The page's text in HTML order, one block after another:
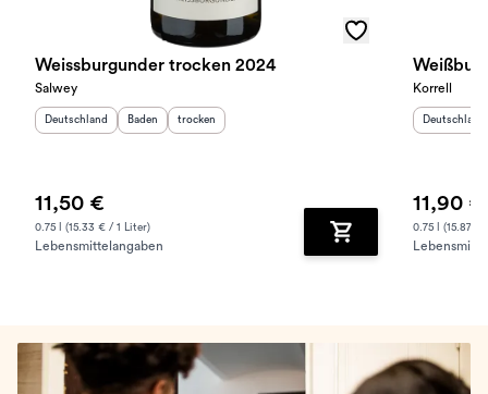
Weissburgunder trocken 2024
Salwey
Herkunftsland
Deutschland Herkunftsregion:
Baden Geschmack
trocken
11,50 €
0.75 l (15.33 € / 1 Liter)
Lebensmittelangaben Zum Warenkorb
Korrell
Deutschland
11,90 €
0.75 l (15.87 €